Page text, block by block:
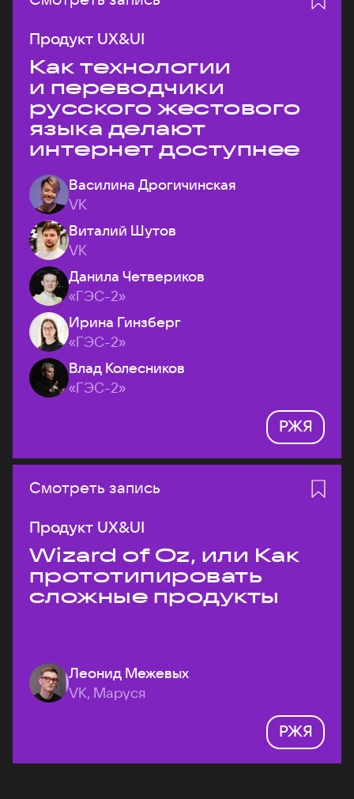
Продукт UX&UI
Как технологии
и переводчики
русского жестового
языка делают
интернет доступнее
Василина Дрогичинская
VK
Виталий Шутов
VK
Данила Четвериков
«ГЭС-2»
Ирина Гинзберг
«ГЭС-2»
Влад Колесников
«ГЭС-2»
РЖЯ
Смотреть запись
Продукт UX&UI
Wizard of Oz, или Как
прототипировать
сложные продукты
Леонид Межевых
VK, Маруся
РЖЯ